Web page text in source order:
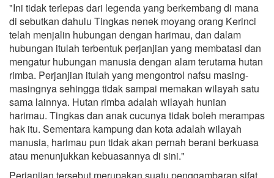
"Ini tidak terlepas dari legenda yang berkembang di mana
di sebutkan dahulu Tingkas nenek moyang orang Kerinci
telah menjalin hubungan dengan harimau, dan dalam
hubungan itulah terbentuk perjanjian yang membatasi dan
mengatur hubungan manusia dengan alam terutama hutan
rimba. Perjanjian itulah yang mengontrol nafsu masing-
masingnya sehingga tidak sampai memakan wilayah satu
sama lainnya. Hutan rimba adalah wilayah hunian
harimau. Tingkas dan anak cucunya tidak boleh merampas
hak itu. Sementara kampung dan kota adalah wilayah
manusia, harimau pun tidak akan pernah berani berkuasa
atau menunjukkan kebuasannya di sini."